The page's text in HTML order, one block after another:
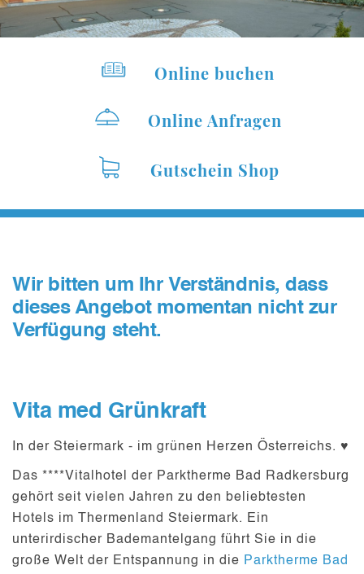
Online buchen
Online Anfragen
Gutschein Shop
Wir bitten um Ihr Verständnis, dass
dieses Angebot momentan nicht zur
Verfügung steht.
Vita med Grünkraft
In der Steiermark - im grünen Herzen Österreichs. ♥
Das ****Vitalhotel der Parktherme Bad Radkersburg
gehört seit vielen Jahren zu den beliebtesten
Hotels im Thermenland Steiermark. Ein
unterirdischer Bademantelgang führt Sie in die
große Welt der Entspannung in die Parktherme Bad